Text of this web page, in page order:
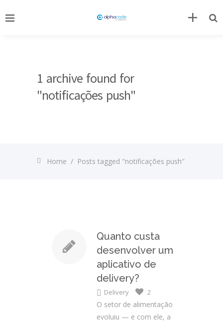
1 archive found for
"notificações push"
Home / Posts tagged "notificações push"
Quanto custa
desenvolver um
aplicativo de
delivery?
Delivery 2
O setor de alimentação
evoluiu — e com ele, a